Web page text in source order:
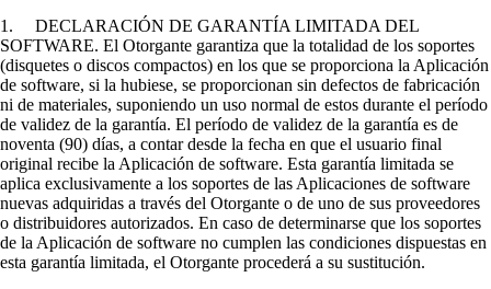
1. DECLARACIÓN DE GARANTÍA LIMITADA DEL
SOFTWARE. El Otorgante garantiza que la totalidad de los soportes
(disquetes o discos compactos) en los que se proporciona la Aplicación
de software, si la hubiese, se proporcionan sin defectos de fabricación
ni de materiales, suponiendo un uso normal de estos durante el período
de validez de la garantía. El período de validez de la garantía es de
noventa (90) días, a contar desde la fecha en que el usuario final
original recibe la Aplicación de software. Esta garantía limitada se
aplica exclusivamente a los soportes de las Aplicaciones de software
nuevas adquiridas a través del Otorgante o de uno de sus proveedores
o distribuidores autorizados. En caso de determinarse que los soportes
de la Aplicación de software no cumplen las condiciones dispuestas en
esta garantía limitada, el Otorgante procederá a su sustitución.